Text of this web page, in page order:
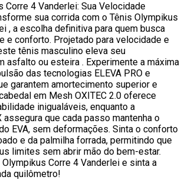
Corre 4 Vanderlei: Sua Velocidade
sua corrida com o Tênis Olympikus
, a escolha definitiva para quem busca
e conforto. Projetado para velocidade e
tênis masculino eleva seu
asfalto ou esteira . Experimente a máxima
das tecnologias ELEVA PRO e
garantem amortecimento superior e
em Mesh OXITEC 2.0 oferece
inigualáveis, enquanto a
assegura que cada passo mantenha o
EVA, sem deformações. Sinta o conforto
e da palmilha forrada, permitindo que
limites sem abrir mão do bem-estar.
Olympikus Corre 4 Vanderlei e sinta a
quilômetro!